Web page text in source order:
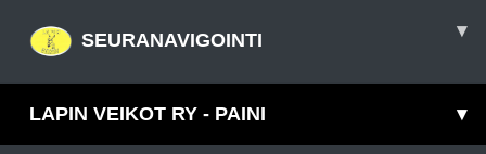
SEURANAVIGOINTI ▾
LAPIN VEIKOT RY - PAINI ▾